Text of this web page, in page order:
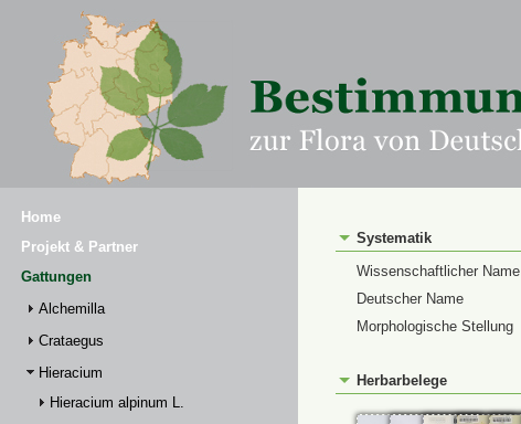
Home
Projekt & Partner
Gattungen
Alchemilla
Crataegus
Hieracium
Hieracium alpinum L.
Systematik
Wissenschaftlicher Name
Deutscher Name
Morphologische Stellung
Herbarbelege